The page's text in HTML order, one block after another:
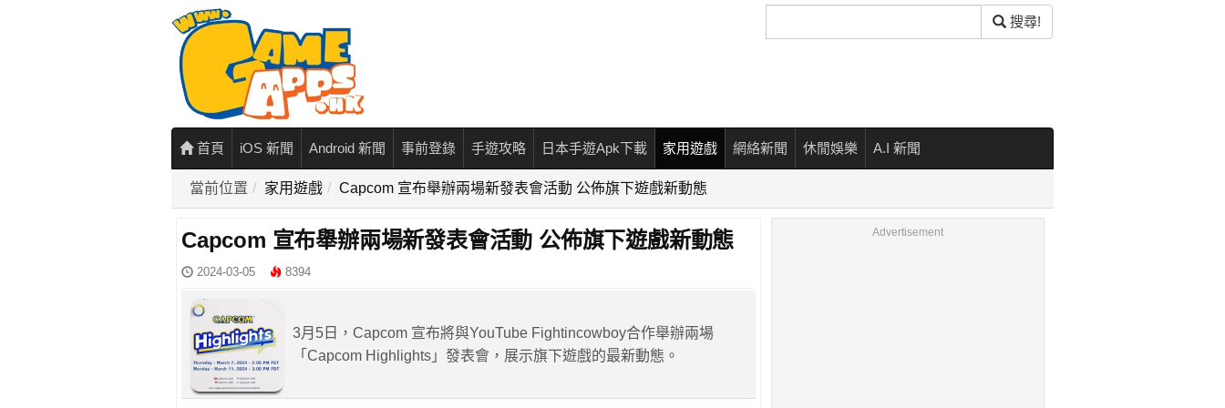
尋
搜尋!
首頁 iOS 新聞 Android 新聞 事前登錄 手遊攻略 日本手遊Apk下載 家用遊戲 網絡新聞 休閒娛樂 A.I 新聞
當前位置 家用遊戲 Capcom 宣布舉辦兩場新發表會活動 公佈旗下遊戲新動態
Capcom 宣布舉辦兩場新發表會活動 公佈旗下遊戲新動態
2024-03-05 8394
3月5日，Capcom 宣布將與YouTube Fightincowboy合作舉辦兩場
「Capcom Highlights」發表會，展示旗下遊戲的最新動態。
Advertisement